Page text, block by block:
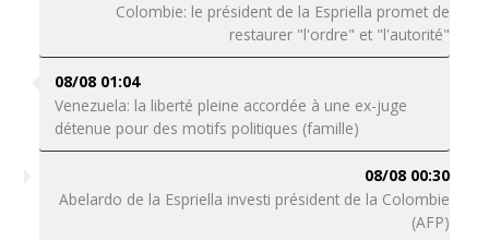
Colombie: le président de la Espriella promet de
restaurer "l'ordre" et "l'autorité"
08/08 01:04
Venezuela: la liberté pleine accordée à une ex-juge
détenue pour des motifs politiques (famille)
08/08 00:30
Abelardo de la Espriella investi président de la Colombie
(AFP)